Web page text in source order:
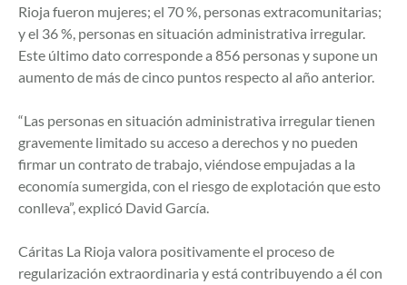
Rioja fueron mujeres; el 70 %, personas extracomunitarias;
y el 36 %, personas en situación administrativa irregular.
Este último dato corresponde a 856 personas y supone un
aumento de más de cinco puntos respecto al año anterior.
“Las personas en situación administrativa irregular tienen
gravemente limitado su acceso a derechos y no pueden
firmar un contrato de trabajo, viéndose empujadas a la
economía sumergida, con el riesgo de explotación que esto
conlleva”, explicó David García.
Cáritas La Rioja valora positivamente el proceso de
regularización extraordinaria y está contribuyendo a él con